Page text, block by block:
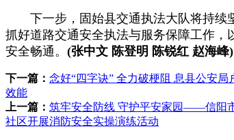
下一步，固始县交通执法大队将持续
抓好道路交通安全执法与服务保障工作
安全畅通。 (张中文 陈登明 陈锐红 赵海峰)
下一篇： 念好“四字诀” 全力破梗阻 息县公安
效能
上一篇： 筑牢安全防线 守护平安家园——信阳
社区开展消防安全实操演练活动